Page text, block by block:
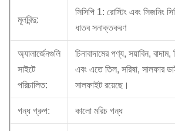
মূলবিন্দু:
সিসিপি 1: রোস্টিং এবং সিজনিং
ধাতব সনাক্তকরণ
অ্যালার্জেনগুলি
সাইটে
পরিচালিত:
চিনাবাদামের পণ্য, সয়াবিন,
এবং এতে তিল, সরিষা, সালফার
সালফাইট রয়েছে।
গন্ধ গ্রুপ: কালো মরিচ গন্ধ